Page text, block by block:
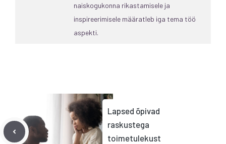
naiskogukonna rikastamisele ja
inspireerimisele määratleb iga tema töö
aspekti.
Lapsed õpivad
raskustega
toimetulekust